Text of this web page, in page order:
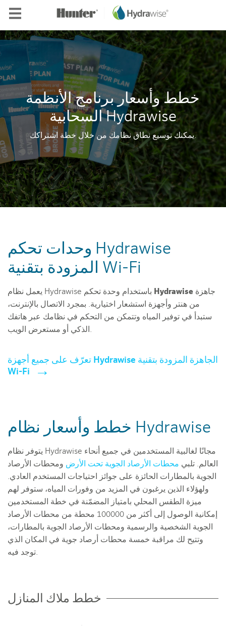
خطط وأسعار برنامج الأنظمة
السحابية Hydrawise
يمكنك توسيع نطاق نظامك من خلال خطة اشتراكك.
وحدات تحكم Hydrawise
المزودة بتقنية Wi-Fi
يعمل نظام Hydrawise باستخدام وحدة تحكم Hydrawise جاهزة
من هنتر
وأجهزة استشعار اختيارية. بمجرد الاتصال بالإنترنت،
ستبدأ في توفير المياه وتتمكن من التحكم في نظامك عبر هاتفك
الذكي أو مستعرض الويب.
تعرّف على جميع أجهزة Hydrawise الجاهزة المزودة بتقنية
Wi-Fi
خطط وأسعار نظام Hydrawise
يتوفر نظام Hydrawise مجانًا لغالبية المستخدمين في جميع أنحاء
العالم. تلبي محطات الأرصاد الجوية تحت الأرض ومحطات الأرصاد
الجوية بالمطارات الحائزة على جوائز احتياجات المستخدم العادي.
ولهؤلاء الذين يرغبون في المزيد من وفورات المياه، ستوفر لهم
ميزة الطقس المحلي بامتياز المضمّنة في خطة المستخدمين
إمكانية الوصول إلى أكثر من 100000 محطة من محطات الأرصاد
الجوية الشخصية والرسمية ومحطات الأرصاد الجوية بالمطارات،
وتتيح لك مراقبة خمسة محطات أرصاد جوية في المكان الذي
توجد فيه.
خطط ملاك المنازل